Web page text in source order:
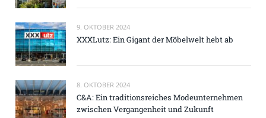
9. OKTOBER 2024
XXXLutz: Ein Gigant der Möbelwelt hebt ab
8. OKTOBER 2024
C&A: Ein traditionsreiches Modeunternehmen
zwischen Vergangenheit und Zukunft